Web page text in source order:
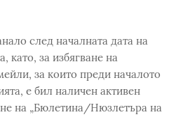
след началната дата на
като, за избягване на
за които преди началото
е бил наличен активен
на „Бюлетина/Нюзлетъра на